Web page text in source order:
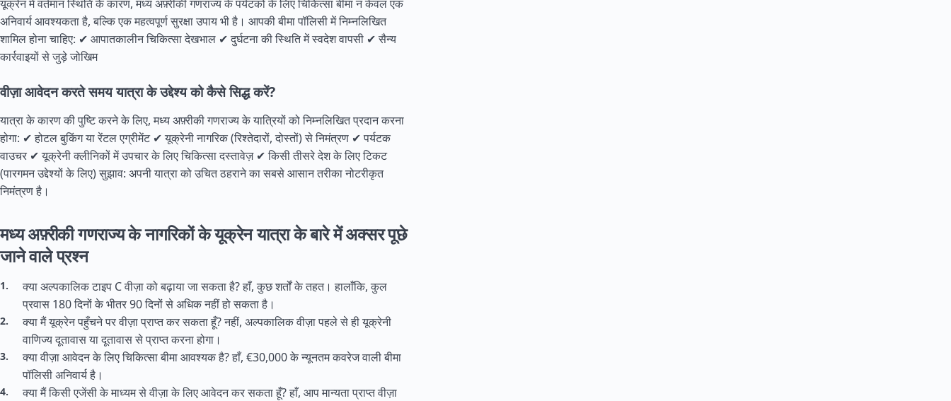
यूक्रेन में वर्तमान स्थिति के कारण, मध्य अफ़्रीकी गणराज्य के पर्यटकों के लिए चिकित्सा बीमा न केवल एक
अनिवार्य आवश्यकता है, बल्कि एक महत्वपूर्ण सुरक्षा उपाय भी है। आपकी बीमा पॉलिसी में निम्नलिखित
शामिल होना चाहिए: ✔ आपातकालीन चिकित्सा देखभाल ✔ दुर्घटना की स्थिति में स्वदेश वापसी ✔ सैन्य
कार्रवाइयों से जुड़े जोखिम
वीज़ा आवेदन करते समय यात्रा के उद्देश्य को कैसे सिद्ध करें?
यात्रा के कारण की पुष्टि करने के लिए, मध्य अफ़्रीकी गणराज्य के यात्रियों को निम्नलिखित प्रदान करना
होगा: ✔ होटल बुकिंग या रेंटल एग्रीमेंट ✔ यूक्रेनी नागरिक (रिश्तेदारों, दोस्तों) से निमंत्रण ✔ पर्यटक
वाउचर ✔ यूक्रेनी क्लीनिकों में उपचार के लिए चिकित्सा दस्तावेज़ ✔ किसी तीसरे देश के लिए टिकट
(पारगमन उद्देश्यों के लिए) सुझाव: अपनी यात्रा को उचित ठहराने का सबसे आसान तरीका नोटरीकृत
निमंत्रण है।
मध्य अफ़्रीकी गणराज्य के नागरिकों के यूक्रेन यात्रा के बारे में अक्सर पूछे
जाने वाले प्रश्न
क्या अल्पकालिक टाइप C वीज़ा को बढ़ाया जा सकता है? हाँ, कुछ शर्तों के तहत। हालाँकि, कुल
प्रवास 180 दिनों के भीतर 90 दिनों से अधिक नहीं हो सकता है।
क्या मैं यूक्रेन पहुँचने पर वीज़ा प्राप्त कर सकता हूँ? नहीं, अल्पकालिक वीज़ा पहले से ही यूक्रेनी
वाणिज्य दूतावास या दूतावास से प्राप्त करना होगा।
क्या वीज़ा आवेदन के लिए चिकित्सा बीमा आवश्यक है? हाँ, €30,000 के न्यूनतम कवरेज वाली बीमा
पॉलिसी अनिवार्य है।
क्या मैं किसी एजेंसी के माध्यम से वीज़ा के लिए आवेदन कर सकता हूँ? हाँ, आप मान्यता प्राप्त वीज़ा